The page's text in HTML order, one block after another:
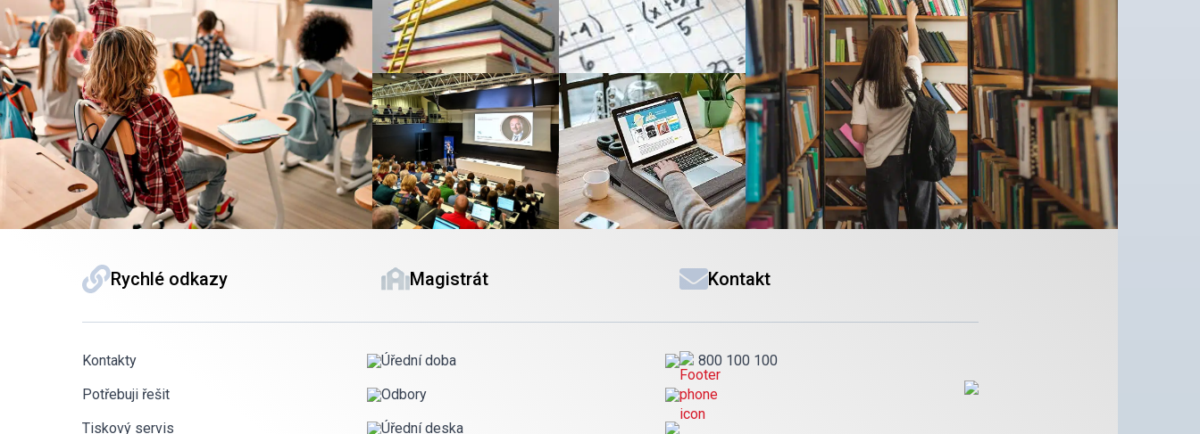
Rychlé odkazy
Kontakty
Potřebuji řešit
Tiskový servis
Magistrát
Úřední doba
Odbory
Úřední deska
Kontakt
800 100 100